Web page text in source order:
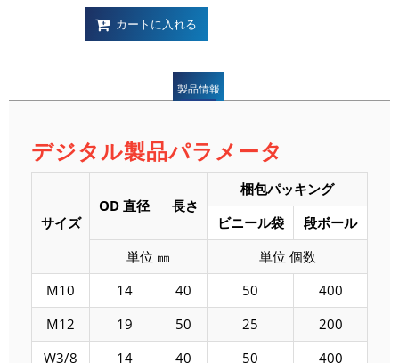
カートに入れる
製品情報
デジタル製品パラメータ
サイズ
OD 直径 長さ
梱包パッキング
ビニール袋
段ボール
単位 ㎜
単位 個数
M10
14 40 50
400
M12
19 50 25
200
W3/8
14 40 50
400